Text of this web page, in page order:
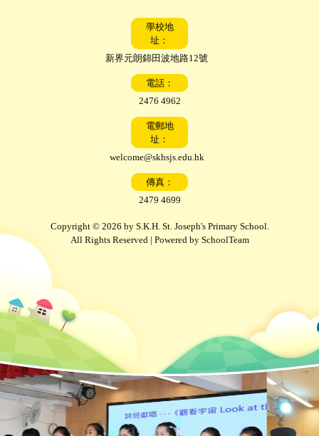
學校地
址：
新界元朗錦田波地路12號
電話：
2476 4962
電郵地
址：
welcome@skhsjs.edu.hk
傳真：
2479 4699
Copyright © 2026 by S.K.H. St. Joseph's Primary School.
All Rights Reserved | Powered by SchoolTeam